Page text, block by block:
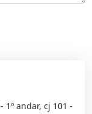
1º andar, cj 101 -